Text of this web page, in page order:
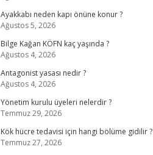
Ayakkabı neden kapı önüne konur ?
Ağustos 5, 2026
Bilge Kağan KÖFN kaç yaşında ?
Ağustos 4, 2026
Antagonist yasası nedir ?
Ağustos 4, 2026
Yönetim kurulu üyeleri nelerdir ?
Temmuz 29, 2026
Kök hücre tedavisi için hangi bölüme gidilir ?
Temmuz 27, 2026